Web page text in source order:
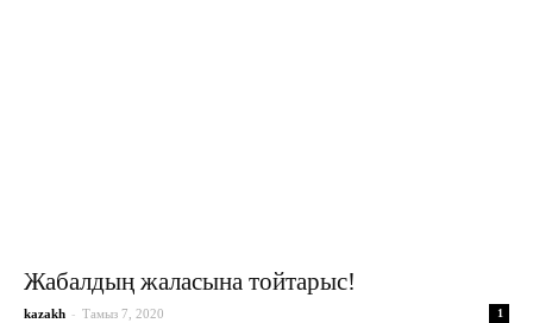
Жабалдың жаласына тойтарыс!
kazakh - Тамыз 7, 2020 1